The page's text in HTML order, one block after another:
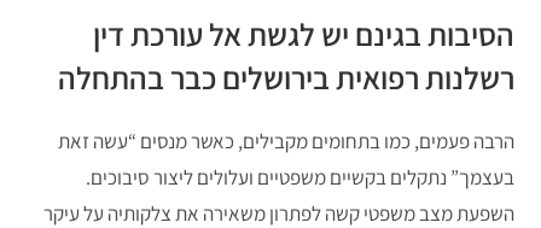
הסיבות בגינם יש לגשת אל עורכת דין
רשלנות רפואית בירושלים כבר בהתחלה
הרבה פעמים, כמו בתחומים מקבילים, כאשר מנסים “עשה זאת
בעצמך” נתקלים בקשיים משפטיים ועלולים ליצור סיבוכים.
השפעת מצב משפטי קשה לפתרון משאירה את צלקותיה על עיקר